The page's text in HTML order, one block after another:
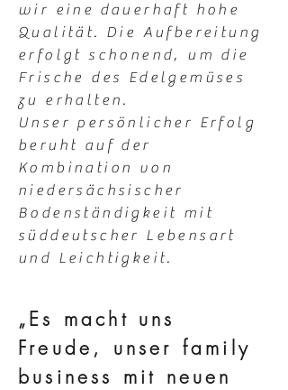
wir eine dauerhaft hohe
Qualität. Die Aufbereitung
erfolgt schonend, um die
Frische des Edelgemüses
zu erhalten.
Unser persönlicher Erfolg
beruht auf der
Kombination von
niedersächsischer
Bodenständigkeit mit
süddeutscher Lebensart
und Leichtigkeit.
„Es macht uns
Freude, unser family
business mit neuen